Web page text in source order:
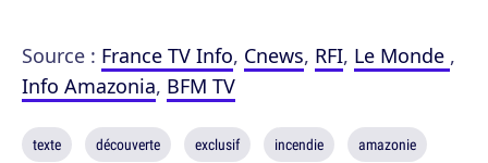
Source : France TV Info, Cnews, RFI, Le Monde ,
Info Amazonia, BFM TV
texte découverte exclusif incendie amazonie